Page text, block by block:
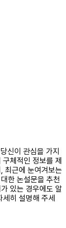
신이 관심을 가지
체적인 정보를 제
최근에 눈여겨보는
한 논설문을 추천
있는 경우에도 알
세히 설명해 주세